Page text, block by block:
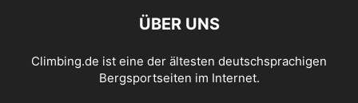
ÜBER UNS
Climbing.de ist eine der ältesten deutschsprachigen
Bergsportseiten im Internet.